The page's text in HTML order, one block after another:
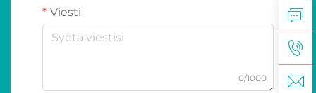
Viesti
0/1000